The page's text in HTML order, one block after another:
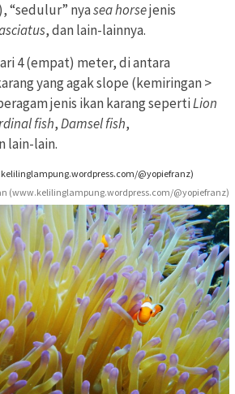
), “sedulur” nyasea horsejenis
, dan lain-lainnya.
4 (empat) meter, di antara
yang agak slope (kemiringan >
jenis ikan karang sepertiLion
fish,Damsel fish,
lain-lain.
(www.kelilinglampung.wordpress.com/@yopiefranz)